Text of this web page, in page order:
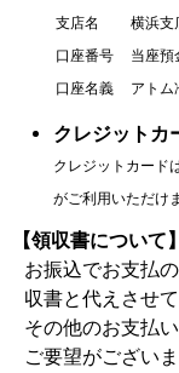
支店名
横浜支
口座番号
当座預
口座名義
アトム
クレジットカ
クレジットカード
がご利用いただけ
【領収書について】
お振込でお支払
収書と代えさせ
その他のお支払
ご要望がござい